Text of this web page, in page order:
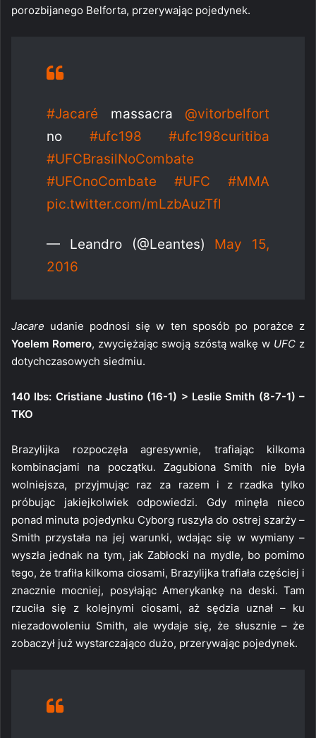
porozbijanego Belforta, przerywając pojedynek.
#Jacaré massacra @vitorbelfort
no #ufc198
#ufc198curitiba
#UFCBrasilNoCombate
#UFCnoCombate
#UFC
#MMA
pic.twitter.com/mLzbAuzTfl
— Leandro (@Leantes) May 15,
2016
Jacare udanie podnosi się w ten sposób po porażce z
Yoelem Romero, zwyciężając swoją szóstą walkę w UFC z
dotychczasowych siedmiu.
140 lbs: Cristiane Justino (16-1) > Leslie Smith (8-7-1) –
TKO
Brazylijka rozpoczęła agresywnie, trafiając kilkoma
kombinacjami na początku. Zagubiona Smith nie była
wolniejsza, przyjmując raz za razem i z rzadka tylko
próbując jakiejkolwiek odpowiedzi. Gdy minęła nieco
ponad minuta pojedynku Cyborg ruszyła do ostrej szarży –
Smith przystała na jej warunki, wdając się w wymiany –
wyszła jednak na tym, jak Zabłocki na mydle, bo pomimo
tego, że trafiła kilkoma ciosami, Brazylijka trafiała częściej i
znacznie mocniej, posyłając Amerykankę na deski. Tam
rzuciła się z kolejnymi ciosami, aż sędzia uznał – ku
niezadowoleniu Smith, ale wydaje się, że słusznie – że
zobaczył już wystarczająco dużo, przerywając pojedynek.